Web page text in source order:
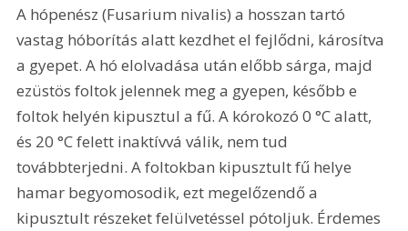
A hópenész (Fusarium nivalis) a hosszan tartó
vastag hóborítás alatt kezdhet el fejlődni, károsítva
a gyepet. A hó elolvadása után előbb sárga, majd
ezüstös foltok jelennek meg a gyepen, később e
foltok helyén kipusztul a fű. A kórokozó 0 °C alatt,
és 20 °C felett inaktívvá válik, nem tud
továbbterjedni. A foltokban kipusztult fű helye
hamar begyomosodik, ezt megelőzendő a
kipusztult részeket felülvetéssel pótoljuk. Érdemes